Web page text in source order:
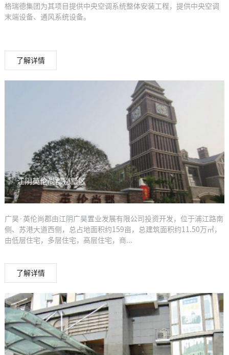
格瑞德集团为其项目提供中央空调系统整体安装工程，提供中央空调
末端设备、通风系统设备。
了解详情
江阴英伦尚郡别墅区
广昊·英伦尚郡由江阴广昊置业发展有限公司投资开发，位于浦江路南
侧、苏港大道西侧，总占地面积约159亩，总建筑面积约11.50万㎡，
由低层住宅，多层住宅，高层住宅，商...
了解详情